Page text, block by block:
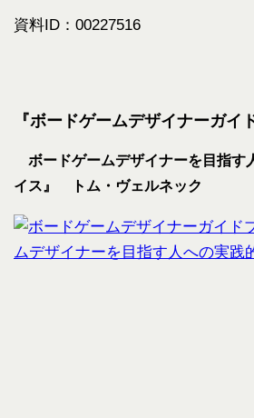
資料ID：00227516
『ボードゲームデザイナーガイ
ボードゲームデザイナーを目指す
イス』 トム・ヴェルネック